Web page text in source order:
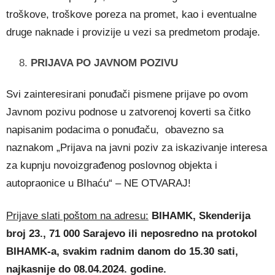
troškove, troškove poreza na promet, kao i eventualne
druge naknade i provizije u vezi sa predmetom prodaje.
PRIJAVA PO JAVNOM POZIVU
Svi zainteresirani ponuđači pismene prijave po ovom
Javnom pozivu podnose u zatvorenoj koverti sa čitko
napisanim podacima o ponuđaču, obavezno sa
naznakom „Prijava na javni poziv za iskazivanje interesa
za kupnju novoizgrađenog poslovnog objekta i
autopraonice u BIhaću“ – NE OTVARAJ!
Prijave slati poštom na adresu: BIHAMK, Skenderija
broj 23., 71 000 Sarajevo ili neposredno na protokol
BIHAMK-a, svakim radnim danom do 15.30 sati,
najkasnije do 08.04.2024. godine.